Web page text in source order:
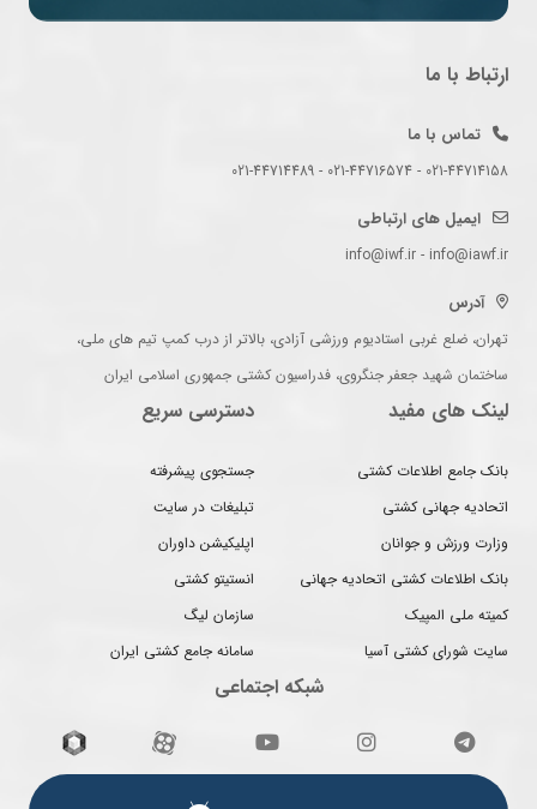
ارتباط با ما
تماس با ما
021-44714158 - 021-44716574 - 021-44714489
ایمیل های ارتباطی
info@iwf.ir - info@iawf.ir
آدرس
تهران، ضلع غربی استادیوم ورزشی آزادی، بالاتر از درب کمپ تیم های ملی،
ساختمان شهید جعفر جنگروی، فدراسیون کشتی جمهوری اسلامی ایران
لینک های مفید
بانک جامع اطلاعات کشتی
اتحادیه جهانی کشتی
وزارت ورزش و جوانان
بانک اطلاعات کشتی اتحادیه جهانی
کمیته ملی المپیک
سایت شورای کشتی آسیا
دسترسی سریع
جستجوی پیشرفته
تبلیغات در سایت
اپلیکیشن داوران
انستیتو کشتی
سازمان لیگ
سامانه جامع کشتی ایران
شبکه اجتماعی